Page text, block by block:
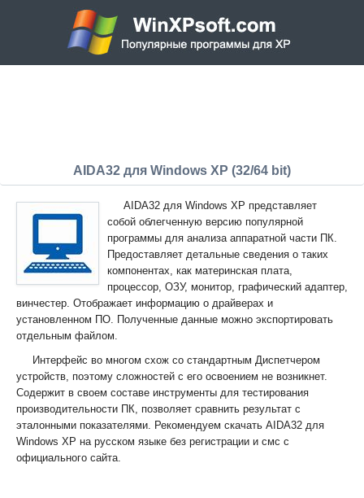
AIDA32 для Windows XP (32/64 bit)
AIDA32 для Windows XP представляет
собой облегченную версию популярной
программы для анализа аппаратной части ПК.
Предоставляет детальные сведения о таких
компонентах, как материнская плата,
процессор, ОЗУ, монитор, графический адаптер,
винчестер. Отображает информацию о драйверах и
установленном ПО. Полученные данные можно экспортировать
отдельным файлом.
Интерфейс во многом схож со стандартным Диспетчером
устройств, поэтому сложностей с его освоением не возникнет.
Содержит в своем составе инструменты для тестирования
производительности ПК, позволяет сравнить результат с
эталонными показателями. Рекомендуем скачать AIDA32 для
Windows XP на русском языке без регистрации и смс с
официального сайта.